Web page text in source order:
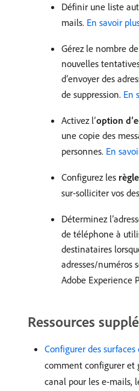
Définir une liste
mails. En savoir
Gérez le nombre
nouvelles
d’envoyer des
de suppression. En
Activez l’option
une copie des
personnes. En
Configurez les
sur-solliciter vos
Déterminez
de téléphone à
destinataires
adresses/numéros
Adobe Experience
Ressources
Configurer des
comment configurer et
canal pour les e-mails,